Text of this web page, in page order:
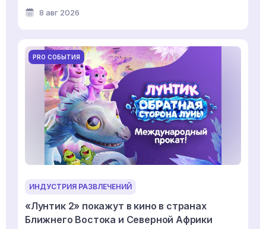
8 авг 2026
PRO СОБЫТИЯ
ИНДУСТРИЯ РАЗВЛЕЧЕНИЙ
«Лунтик 2» покажут в кино в странах
Ближнего Востока и Северной Африки